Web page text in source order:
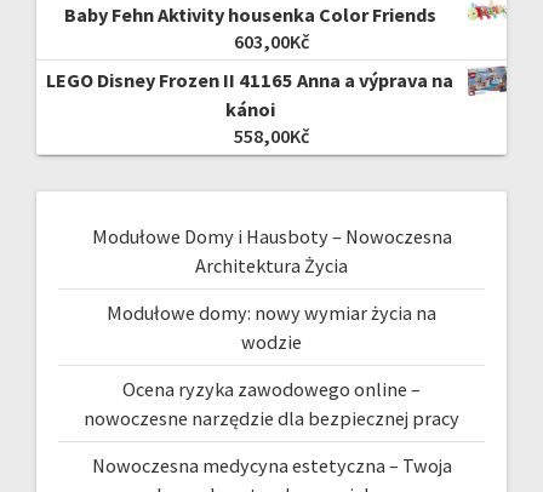
Baby Fehn Aktivity housenka Color Friends
603,00Kč
LEGO Disney Frozen II 41165 Anna a výprava na
kánoi
558,00Kč
Modułowe Domy i Hausboty – Nowoczesna
Architektura Życia
Modułowe domy: nowy wymiar życia na
wodzie
Ocena ryzyka zawodowego online –
nowoczesne narzędzie dla bezpiecznej pracy
Nowoczesna medycyna estetyczna – Twoja